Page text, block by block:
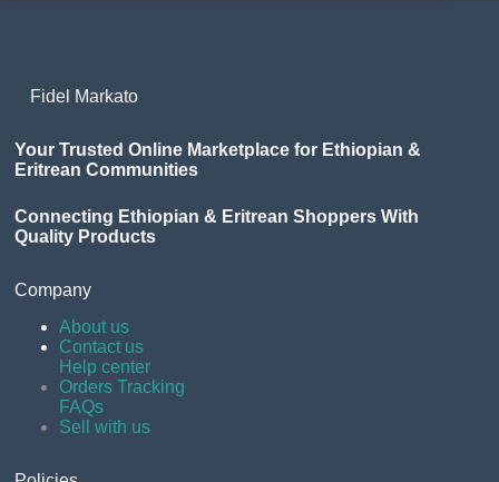
Fidel Markato
Your Trusted Online Marketplace for Ethiopian &
Eritrean Communities
Connecting Ethiopian & Eritrean Shoppers With
Quality Products
Company
About us
Contact us
Help center
Orders Tracking
FAQs
Sell with us